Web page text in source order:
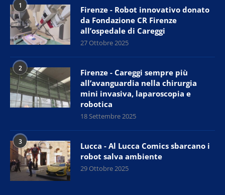
1
Firenze - Robot innovativo donato
da Fondazione CR Firenze
all’ospedale di Careggi
27 Ottobre 2025
2
Firenze - Careggi sempre più
all’avanguardia nella chirurgia
mini invasiva, laparoscopia e
robotica
18 Settembre 2025
3
Lucca - Al Lucca Comics sbarcano i
robot salva ambiente
29 Ottobre 2025